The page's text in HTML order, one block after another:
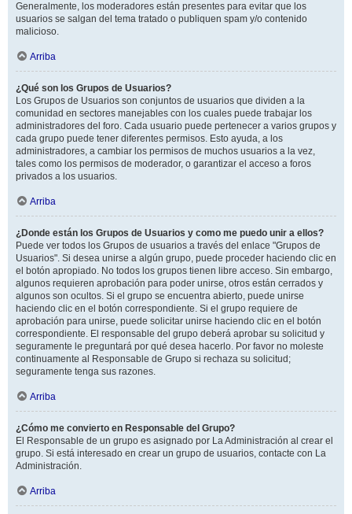
Generalmente, los moderadores están presentes para evitar que los
usuarios se salgan del tema tratado o publiquen spam y/o contenido
malicioso.
Arriba
¿Qué son los Grupos de Usuarios?
Los Grupos de Usuarios son conjuntos de usuarios que dividen a la
comunidad en sectores manejables con los cuales puede trabajar los
administradores del foro. Cada usuario puede pertenecer a varios grupos y
cada grupo puede tener diferentes permisos. Esto ayuda, a los
administradores, a cambiar los permisos de muchos usuarios a la vez,
tales como los permisos de moderador, o garantizar el acceso a foros
privados a los usuarios.
Arriba
¿Donde están los Grupos de Usuarios y como me puedo unir a ellos?
Puede ver todos los Grupos de usuarios a través del enlace "Grupos de
Usuarios". Si desea unirse a algún grupo, puede proceder haciendo clic en
el botón apropiado. No todos los grupos tienen libre acceso. Sin embargo,
algunos requieren aprobación para poder unirse, otros están cerrados y
algunos son ocultos. Si el grupo se encuentra abierto, puede unirse
haciendo clic en el botón correspondiente. Si el grupo requiere de
aprobación para unirse, puede solicitar unirse haciendo clic en el botón
correspondiente. El responsable del grupo deberá aprobar su solicitud y
seguramente le preguntará por qué desea hacerlo. Por favor no moleste
continuamente al Responsable de Grupo si rechaza su solicitud;
seguramente tenga sus razones.
Arriba
¿Cómo me convierto en Responsable del Grupo?
El Responsable de un grupo es asignado por La Administración al crear el
grupo. Si está interesado en crear un grupo de usuarios, contacte con La
Administración.
Arriba